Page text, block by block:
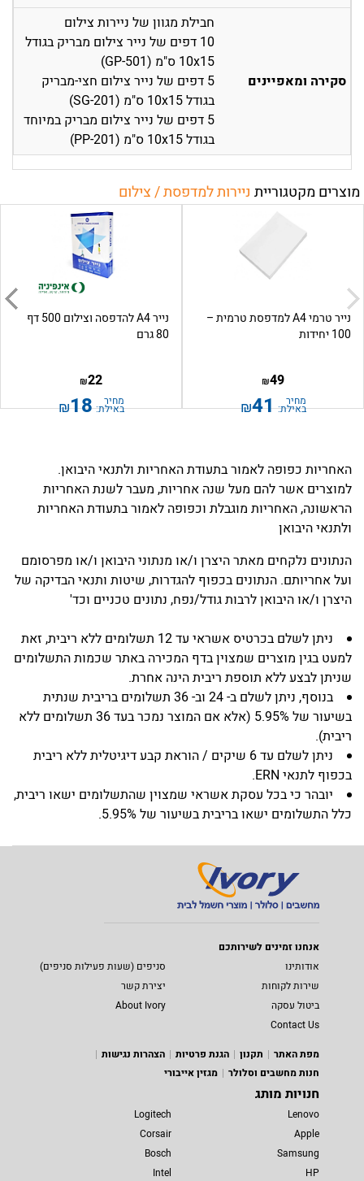
סקירה ומאפיינים
חבילת מגוון של ניירות צילום
10 דפים של נייר צילום מבריק בגודל
10x15 ס"מ (GP-501)
5 דפים של נייר צילום חצי-מבריק
בגודל 10x15 ס"מ (SG-201)
5 דפים של נייר צילום מבריק במיוחד
בגודל 10x15 ס"מ (PP-201)
מוצרים מקטגוריית ניירות למדפסת / צילום
נייר טרמי A4 למדפסת טרמית –
100 יחידות
49
₪
מחיר
באילת: 41
₪
נייר A4 להדפסה וצילום 500 דף
80 גרם
22
₪
מחיר
באילת: 18
₪
האחריות כפופה לאמור בתעודת האחריות ולתנאי היבואן.
למוצרים אשר להם מעל שנה אחריות, מעבר לשנת האחריות
הראשונה, האחריות מוגבלת וכפופה לאמור בתעודת האחריות
ולתנאי היבואן
הנתונים נלקחים מאתר היצרן ו/או מנתוני היבואן ו/או מפרסומם
ועל אחריותם. הנתונים בכפוף להגדרות, שיטות ותנאי הבדיקה של
היצרן ו/או היבואן לרבות גודל/נפח, נתונים טכניים וכד'
ניתן לשלם בכרטיס אשראי עד 12 תשלומים ללא ריבית, זאת
למעט בגין מוצרים שמצוין בדף המכירה באתר שכמות התשלומים
שניתן לבצע ללא תוספת ריבית הינה אחרת.
בנוסף, ניתן לשלם ב- 24 וב- 36 תשלומים בריבית שנתית
בשיעור של 5.95% (אלא אם המוצר נמכר בעד 36 תשלומים ללא
ריבית).
ניתן לשלם עד 6 שיקים / הוראת קבע דיגיטלית ללא ריבית
בכפוף לתנאי ERN.
יובהר כי בכל עסקת אשראי שמצוין שהתשלומים ישאו ריבית,
כלל התשלומים ישאו בריבית בשיעור של 5.95%.
אנחנו זמינים לשירותכם
אודותינו
סניפים (שעות פעילות סניפים)
שירות לקוחות
יצירת קשר
ביטול עסקה
About Ivory
Contact Us
מפת האתר
תקנון הגנת פרטיות
הצהרות נגישות
חנות מחשבים וסלולר
מגזין אייבורי
חנויות מותג
Lenovo
Apple
Samsung
HP
Logitech
Corsair
Bosch
Intel